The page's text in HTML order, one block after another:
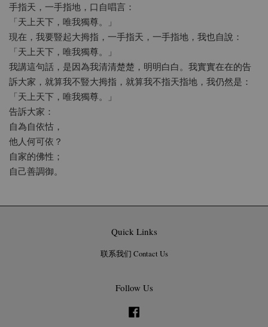
手指天，一手指地，口自唱言：
「天上天下，唯我獨尊。」
現在，我要豎起大拇指，一手指天，一手指地，我也自說：
「天上天下，唯我獨尊。」
我講這句話，是因為我清清楚楚，明明白白。我實實在在的告
訴大家，就算我不豎大拇指，就算我不指天指地，我仍然是：
「天上天下，唯我獨尊。」
告訴大家：
自為自依怙，
他人何可依？
自家的佛性；
自己善調御。
Quick Links
联系我们 Contact Us
Follow Us